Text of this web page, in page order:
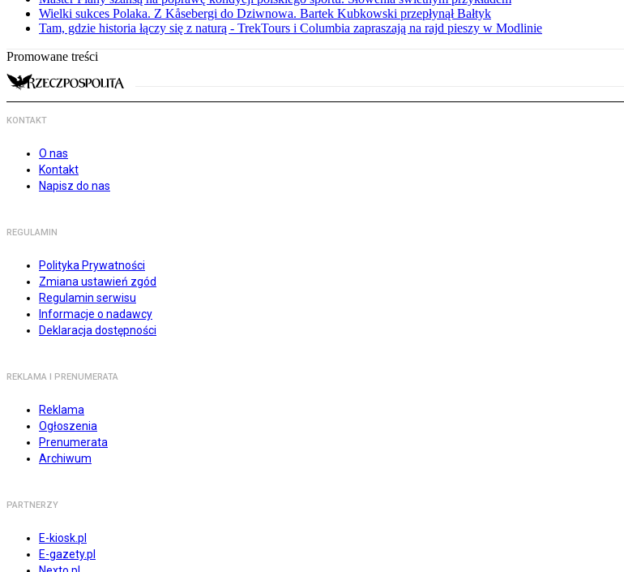
Wielki sukces Polaka. Z Kåsebergi do Dziwnowa. Bartek Kubkowski przepłynął Bałtyk
Tam, gdzie historia łączy się z naturą - TrekTours i Columbia zapraszają na rajd pieszy w Modlinie
Promowane treści
KONTAKT
O nas
Kontakt
Napisz do nas
REGULAMIN
Polityka Prywatności
Zmiana ustawień zgód
Regulamin serwisu
Informacje o nadawcy
Deklaracja dostępności
REKLAMA I PRENUMERATA
Reklama
Ogłoszenia
Prenumerata
Archiwum
PARTNERZY
E-kiosk.pl
E-gazety.pl